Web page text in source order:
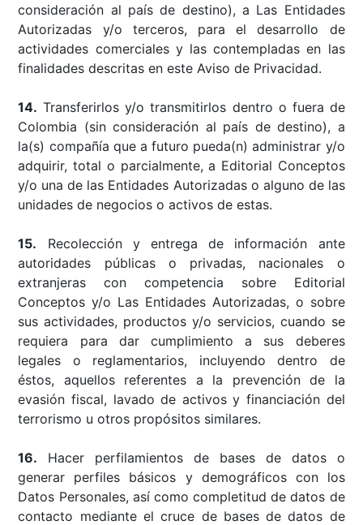
consideración al país de destino), a Las Entidades
Autorizadas y/o terceros, para el desarrollo de
actividades comerciales y las contempladas en las
finalidades descritas en este Aviso de Privacidad.
14. Transferirlos y/o transmitirlos dentro o fuera de
Colombia (sin consideración al país de destino), a
la(s) compañía que a futuro pueda(n) administrar y/o
adquirir, total o parcialmente, a Editorial Conceptos
y/o una de las Entidades Autorizadas o alguno de las
unidades de negocios o activos de estas.
15. Recolección y entrega de información ante
autoridades públicas o privadas, nacionales o
extranjeras con competencia sobre Editorial
Conceptos y/o Las Entidades Autorizadas, o sobre
sus actividades, productos y/o servicios, cuando se
requiera para dar cumplimiento a sus deberes
legales o reglamentarios, incluyendo dentro de
éstos, aquellos referentes a la prevención de la
evasión fiscal, lavado de activos y financiación del
terrorismo u otros propósitos similares.
16. Hacer perfilamientos de bases de datos o
generar perfiles básicos y demográficos con los
Datos Personales, así como completitud de datos de
contacto mediante el cruce de bases de datos de